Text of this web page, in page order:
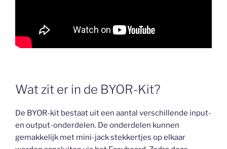
Wat zit er in de BYOR-Kit?
De BYOR-kit bestaat uit een aantal verschillende input-
en output-onderdelen. De onderdelen kunnen
gemakkelijk met mini-jack stekkertjes op elkaar